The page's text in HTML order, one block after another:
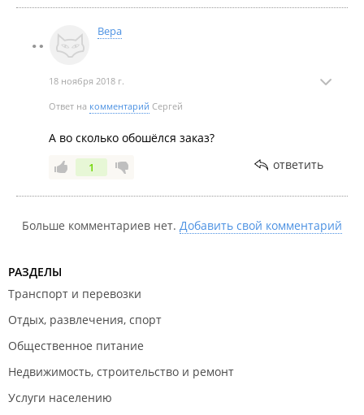
Вера
18 ноября 2018 г.
Ответ на комментарий Сергей
А во сколько обошёлся заказ?
1 ответить
Больше комментариев нет. Добавить свой комментарий
РАЗДЕЛЫ
Транспорт и перевозки
Отдых, развлечения, спорт
Общественное питание
Недвижимость, строительство и ремонт
Услуги населению